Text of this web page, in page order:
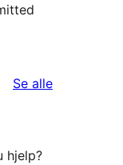
Se alleomtalene
hjelp?